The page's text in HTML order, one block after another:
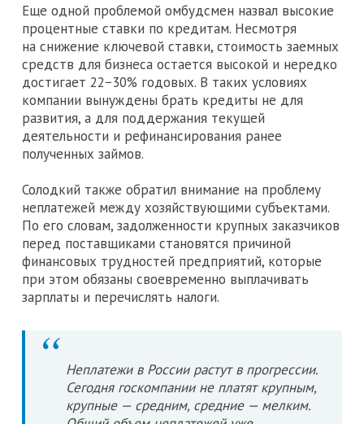
Еще одной проблемой омбудсмен назвал высокие
процентные ставки по кредитам. Несмотря
на снижение ключевой ставки, стоимость заемных
средств для бизнеса остается высокой и нередко
достигает 22−30% годовых. В таких условиях
компании вынуждены брать кредиты не для
развития, а для поддержания текущей
деятельности и рефинансирования ранее
полученных займов.
Солодкий также обратил внимание на проблему
неплатежей между хозяйствующими субъектами.
По его словам, задолженности крупных заказчиков
перед поставщиками становятся причиной
финансовых трудностей предприятий, которые
при этом обязаны своевременно выплачивать
зарплаты и перечислять налоги.
Неплатежи в России растут в прогрессии.
Сегодня госкомпании не платят крупным,
крупные — средним, средние — мелким.